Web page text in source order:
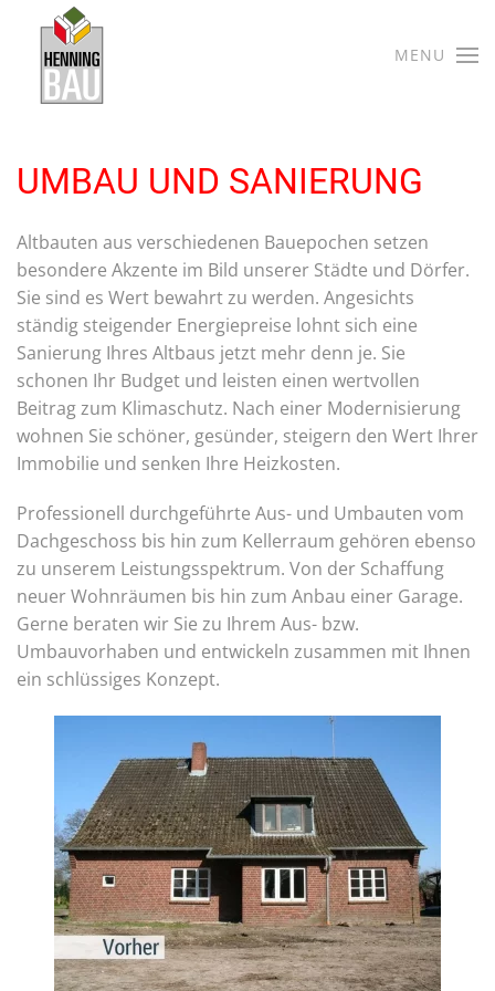
Skip
to
main
MENU
UMBAU UND SANIERUNG
Altbauten aus verschiedenen Bauepochen setzen
besondere Akzente im Bild unserer Städte und Dörfer.
Sie sind es Wert bewahrt zu werden. Angesichts
ständig steigender Energiepreise lohnt sich eine
Sanierung Ihres Altbaus jetzt mehr denn je. Sie
schonen Ihr Budget und leisten einen wertvollen
Beitrag zum Klimaschutz. Nach einer Modernisierung
wohnen Sie schöner, gesünder, steigern den Wert Ihrer
Immobilie und senken Ihre Heizkosten.
Professionell durchgeführte Aus- und Umbauten vom
Dachgeschoss bis hin zum Kellerraum gehören ebenso
zu unserem Leistungsspektrum. Von der Schaffung
neuer Wohnräumen bis hin zum Anbau einer Garage.
Gerne beraten wir Sie zu Ihrem Aus- bzw.
Umbauvorhaben und entwickeln zusammen mit Ihnen
ein schlüssiges Konzept.